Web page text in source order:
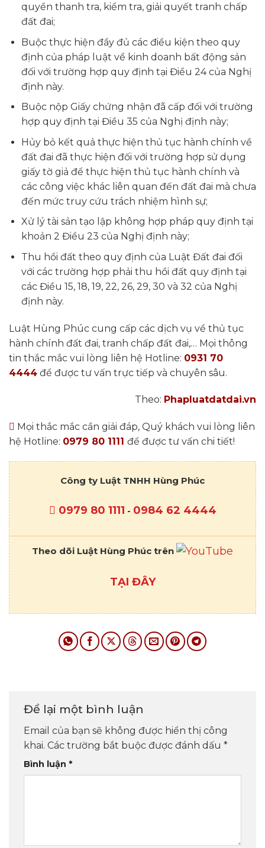
quyền thanh tra, kiểm tra, giải quyết tranh chấp
đất đai;
Buộc thực hiện đầy đủ các điều kiện theo quy
định của pháp luật về kinh doanh bất động sản
đối với trường hợp quy định tại Điều 24 của Nghị
định này.
Buộc nộp Giấy chứng nhận đã cấp đối với trường
hợp quy định tại Điều 35 của Nghị định này;
Hủy bỏ kết quả thực hiện thủ tục hành chính về
đất đai đã thực hiện đối với trường hợp sử dụng
giấy tờ giả để thực hiện thủ tục hành chính và
các công việc khác liên quan đến đất đai mà chưa
đến mức truy cứu trách nhiệm hình sự;
Xử lý tài sản tạo lập không hợp pháp quy định tại
khoản 2 Điều 23 của Nghị định này;
Thu hồi đất theo quy định của Luật Đất đai đối
với các trường hợp phải thu hồi đất quy định tại
các Điều 15, 18, 19, 22, 26, 29, 30 và 32 của Nghị
định này.
Luật Hùng Phúc cung cấp các dịch vụ về thủ tục
hành chính đất đai, tranh chấp đất đai,… Mọi thông
tin thắc mắc vui lòng liên hệ Hotline: 0931 70
4444 để được tư vấn trực tiếp và chuyên sâu.
Theo: Phapluatdatdai.vn
Mọi thắc mắc cần giải đáp, Quý khách vui lòng liên
hệ Hotline: 0979 80 1111 để được tư vấn chi tiết!
Công ty Luật TNHH Hùng Phúc
0979 80 1111 - 0984 62 4444
Theo dõi Luật Hùng Phúc trên
TẠI ĐÂY
Để lại một bình luận
Email của bạn sẽ không được hiển thị công
khai. Các trường bắt buộc được đánh dấu *
Bình luận *